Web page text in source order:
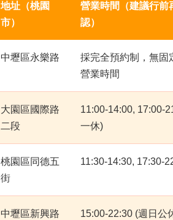
地址（桃園
市）
營業時間（建議行前
認）
中壢區永樂路
採完全預約制，無固
營業時間
大園區國際路
二段
11:00-14:00, 17:00-
一休)
桃園區同德五
街
11:30-14:30, 17:30-
中壢區新興路 15:00-22:30 (週日公